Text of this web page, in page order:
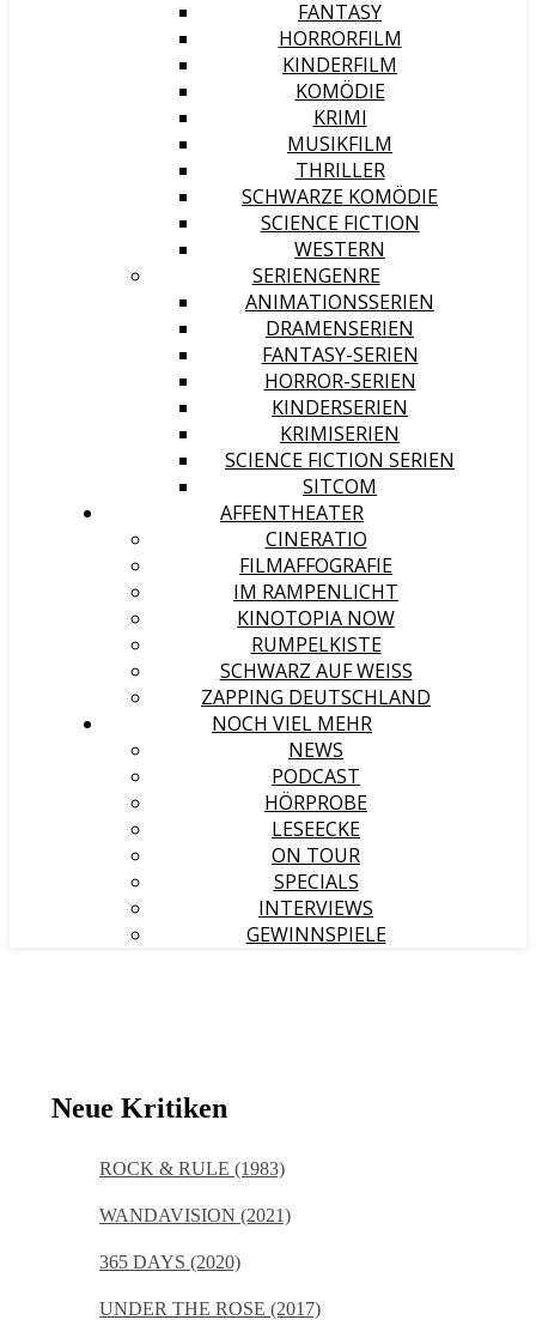
FANTASY
HORRORFILM
KINDERFILM
KOMÖDIE
KRIMI
MUSIKFILM
THRILLER
SCHWARZE KOMÖDIE
SCIENCE FICTION
WESTERN
SERIENGENRE
ANIMATIONSSERIEN
DRAMENSERIEN
FANTASY-SERIEN
HORROR-SERIEN
KINDERSERIEN
KRIMISERIEN
SCIENCE FICTION SERIEN
SITCOM
AFFENTHEATER
CINERATIO
FILMAFFOGRAFIE
IM RAMPENLICHT
KINOTOPIA NOW
RUMPELKISTE
SCHWARZ AUF WEISS
ZAPPING DEUTSCHLAND
NOCH VIEL MEHR
NEWS
PODCAST
HÖRPROBE
LESEECKE
ON TOUR
SPECIALS
INTERVIEWS
GEWINNSPIELE
Neue Kritiken
ROCK & RULE (1983)
WANDAVISION (2021)
365 DAYS (2020)
UNDER THE ROSE (2017)